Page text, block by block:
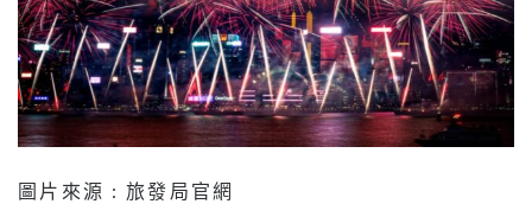
圖片來源 : 旅發局官網